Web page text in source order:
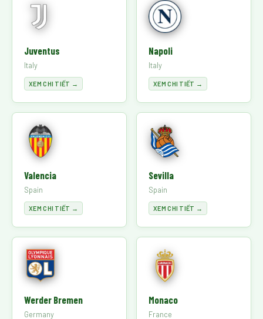
Juventus
Italy
XEM CHI TIẾT →
Napoli
Italy
XEM CHI TIẾT →
Valencia
Spain
XEM CHI TIẾT →
Sevilla
Spain
XEM CHI TIẾT →
Werder Bremen
Germany
Monaco
France